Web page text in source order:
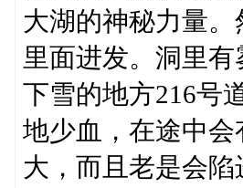
大湖的神秘力量
里面进发。洞里
下雪的地方216号
地少血，在途中
大，而且老是会